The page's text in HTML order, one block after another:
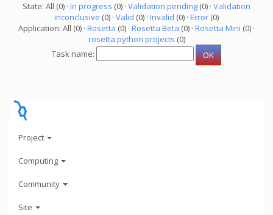
State: All (0) · In progress (0) · Validation pending (0) · Validation
inconclusive (0) · Valid (0) · Invalid (0) · Error (0)
Application: All (0) · Rosetta (0) · Rosetta Beta (0) · Rosetta Mini (0) ·
rosetta python projects (0)
Task name:
Project
Computing
Community
Site